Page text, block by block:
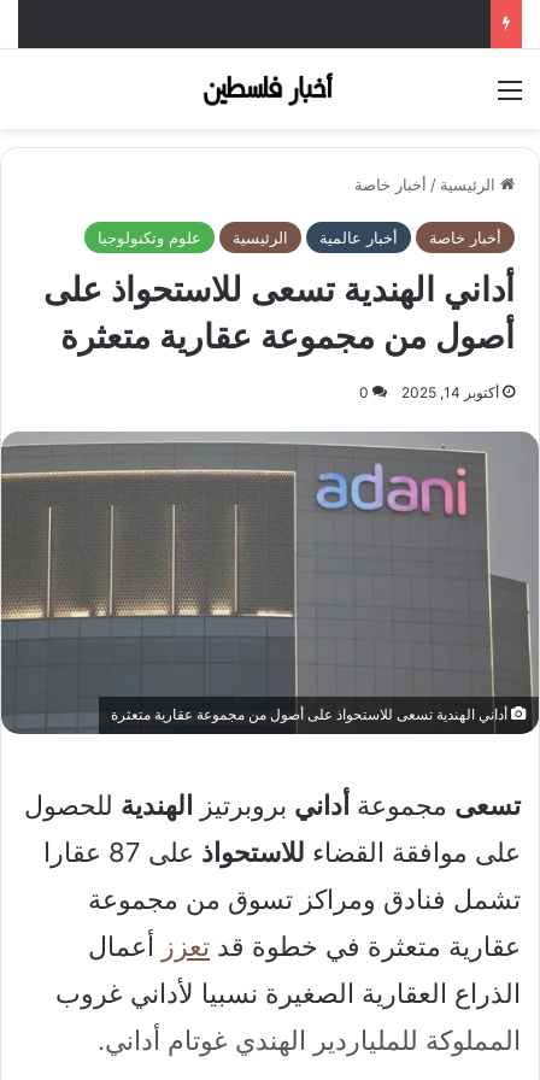
الرئيسية / أخبار خاصة
أخبار خاصة أخبار عالمية الرئيسية علوم وتكنولوجيا
أداني الهندية تسعى للاستحواذ على
أصول من مجموعة عقارية متعثرة
أكتوبر 14, 2025 0
أداني الهندية تسعى للاستحواذ على أصول من مجموعة عقارية متعثرة
تسعى مجموعة أداني بروبرتيز الهندية للحصول
على موافقة القضاء للاستحواذ
على 87 عقارا
تشمل فنادق ومراكز تسوق من مجموعة
عقارية متعثرة في خطوة قد تعزز أعمال
الذراع العقارية الصغيرة نسبيا لأداني غروب
المملوكة للملياردير الهندي غوتام أداني.